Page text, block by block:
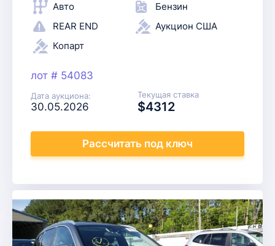
Авто
Бензин
REAR END
Аукцион США
Копарт
лот # 54083
Дата аукциона:
30.05.2026
Текущая ставка
$4312
Рассчитать под ключ